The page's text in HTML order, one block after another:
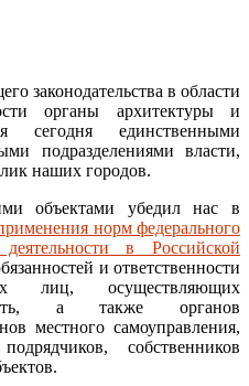
законодательства в области
органы архитектуры и
сегодня единственными
подразделениями власти,
наших городов.
объектами убедил нас в
норм федерального
в Российской
и ответственности
лиц, осуществляющих
а также органов
местного самоуправления,
собственников